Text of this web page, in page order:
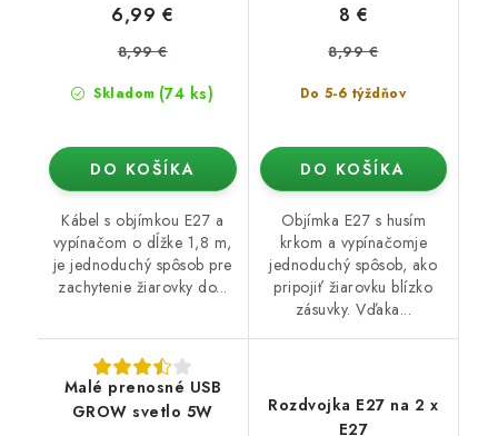
Skladom (74 ks)
6,99 €
8,99 €
DO KOŠÍKA
Kábel s objímkou E27 a
vypínačom o dĺžke 1,8 m,
je jednoduchý spôsob pre
zachytenie žiarovky do...
Do 5-6 týždňov
8 €
8,99 €
DO KOŠÍKA
Objímka E27 s husím
krkom a vypínačomje
jednoduchý spôsob, ako
pripojiť žiarovku blízko
zásuvky. Vďaka...
Malé prenosné USB
GROW svetlo 5W
Rozdvojka E27 na 2 x
E27